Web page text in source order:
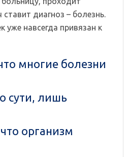
диагноз – болезнь.
уже навсегда привязан к
многие болезни
сути, лишь
организм